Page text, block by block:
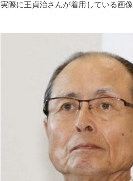
実際に王貞治さんが着用している画